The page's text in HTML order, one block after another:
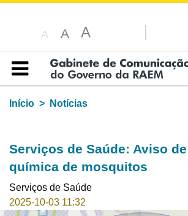
A A A
Índice
Início
Notícias
Serviços de Saúde: Aviso
química de mosquitos
Serviços de Saúde
2025-10-03 11:32